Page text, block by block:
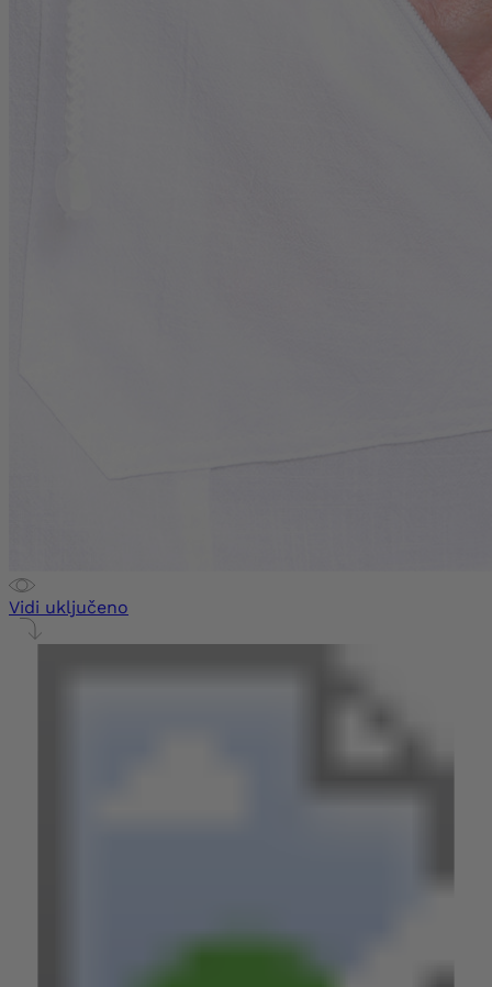
Vidi uključeno